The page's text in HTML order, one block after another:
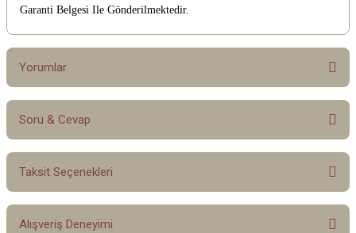
Garanti Belgesi Ile Gönderilmektedir.
Yorumlar
Bu ürüne ilk yorumu siz yapın!
Soru & Cevap
Ürün hakkında henüz soru sorulmamış.
Taksit Seçenekleri
Alışveriş Deneyimi